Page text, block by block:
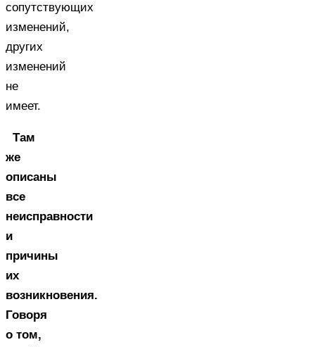
сопутствующих
изменений,
других
изменений
не
имеет.
Там
же
описаны
все
неисправности
и
причины
их
возникновения.
Говоря
о том,